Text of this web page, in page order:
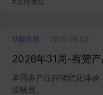
功能升级 · 2026.08.02
2026年31周-有赞
本周多产品持续优化体
流畅度。